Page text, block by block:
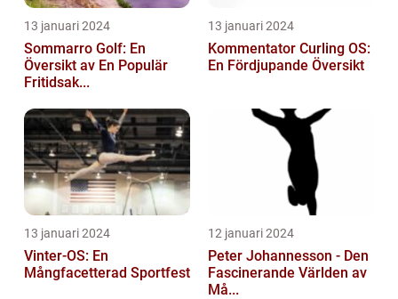
13 januari 2024
Sommarro Golf: En
Översikt av En Populär
Fritidsak...
13 januari 2024
Kommentator Curling OS:
En Fördjupande Översikt
13 januari 2024
Vinter-OS: En
Mångfacetterad Sportfest
12 januari 2024
Peter Johannesson - Den
Fascinerande Världen av
Må...